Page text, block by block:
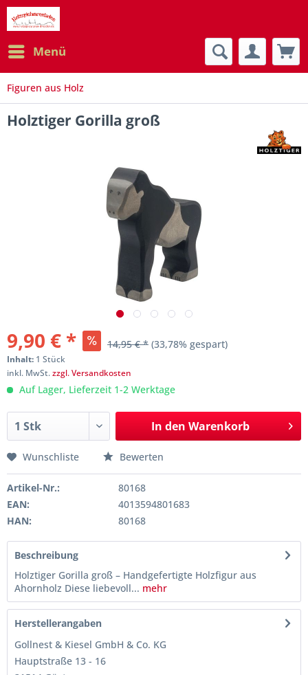
Menü
Figuren aus Holz
Holztiger Gorilla groß
9,90 € * 14,95 € * (33,78% gespart)
Inhalt: 1 Stück
inkl. MwSt.zzgl. Versandkosten
Auf Lager, Lieferzeit 1-2 Werktage
In den Warenkorb
Wunschliste Bewerten
Artikel-Nr.:
80168
EAN:
4013594801683
HAN:
80168
Beschreibung
Holztiger Gorilla groß – Handgefertigte Holzfigur aus
Ahornholz Diese liebevoll... mehr
Herstellerangaben
Gollnest & Kiesel GmbH & Co. KG
Hauptstraße 13 - 16